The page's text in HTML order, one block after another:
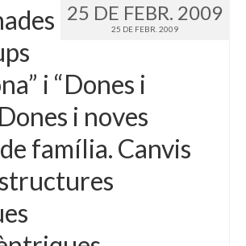
25 DE FEBR. 2009
25 DE FEBR. 2009
i “Dones i
i noves
família. Canvis